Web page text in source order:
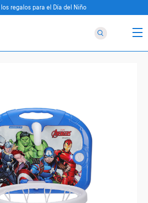
los regalos para el Día del Niño